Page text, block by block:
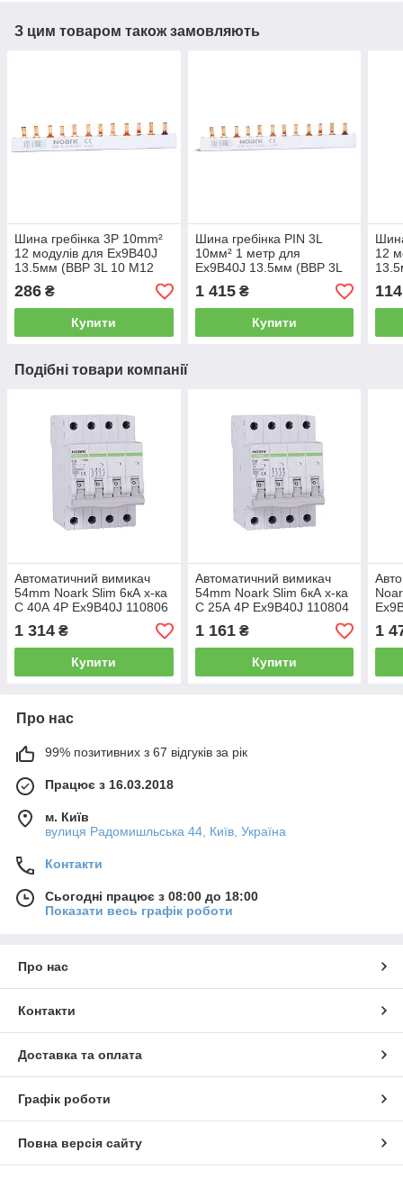
З цим товаром також замовляють
Шина гребінка 3P 10mm²
12 модулів для Ex9B40J
13.5мм (BBP 3L 10 M12
EU) (111406) NOARK
286 ₴
Купити
Шина гребінка PIN 3L
10мм² 1 метр для
Ex9B40J 13.5мм (BBP 3L
10 M72 13.5mm EU)
(113237) NOARK
1 415₴
Купити
12
EU)
114
Подібні товари компанії
Автоматичний вимикач
54mm Noark Slim 6кА х-ка
C 40А 4P Ex9B40J 110806
1 314 ₴
Купити
Автоматичний вимикач
54mm Noark Slim 6кА х-ка
C 25А 4P Ex9B40J 110804
1 161₴
Купити
1
Про нас
99% позитивних з 67 відгуків за рік
Працює з 16.03.2018
м. Київ
вулиця Радомишльська 44, Київ, Україна
Контакти
Сьогодні працює з 08:00 до 18:00
Показати весь графік роботи
Про нас
Контакти
Доставка та оплата
Графік роботи
Повна версія сайту